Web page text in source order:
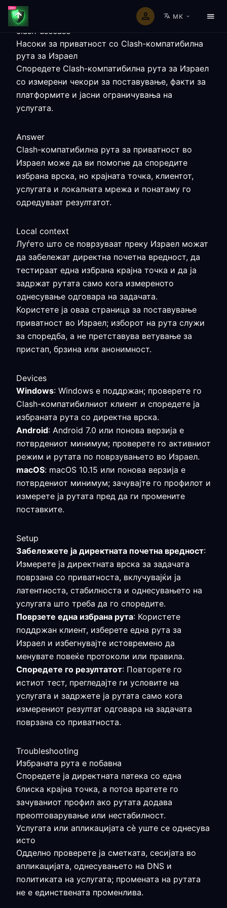
MK
clash-usecase
Насоки за приватност со Clash-компатибилна
рута за Израел
Споредете Clash-компатибилна рута за Израел
со измерени чекори за поставување, факти за
платформите и јасни ограничувања на
услугата.
Answer
Clash-компатибилна рута за приватност во
Израел може да ви помогне да споредите
избрана врска, но крајната точка, клиентот,
услугата и локалната мрежа и понатаму го
одредуваат резултатот.
Local context
Луѓето што се поврзуваат преку Израел можат
да забележат директна почетна вредност, да
тестираат една избрана крајна точка и да ја
задржат рутата само кога измереното
однесување одговара на задачата.
Користете ја оваа страница за поставување
приватност во Израел; изборот на рута служи
за споредба, а не претставува ветување за
пристап, брзина или анонимност.
Devices
Windows: Windows е поддржан; проверете го
Clash-компатибилниот клиент и споредете ја
избраната рута со директна врска.
Android: Android 7.0 или понова верзија е
потврдениот минимум; проверете го активниот
режим и рутата по поврзувањето во Израел.
macOS: macOS 10.15 или понова верзија е
потврдениот минимум; зачувајте го профилот и
измерете ја рутата пред да ги промените
поставките.
Setup
Забележете ја директната почетна вредност:
Измерете ја директната врска за задачата
поврзана со приватноста, вклучувајќи ја
латентноста, стабилноста и однесувањето на
услугата што треба да го споредите.
Поврзете една избрана рута: Користете
поддржан клиент, изберете една рута за
Израел и избегнувајте истовремено да
менувате повеќе протоколи или правила.
Споредете го резултатот: Повторете го
истиот тест, прегледајте ги условите на
услугата и задржете ја рутата само кога
измерениот резултат одговара на задачата
поврзана со приватноста.
Troubleshooting
Избраната рута е побавна
Споредете ја директната патека со една
блиска крајна точка, а потоа вратете го
зачуваниот профил ако рутата додава
преоптоварување или нестабилност.
Услугата или апликацијата сè уште се однесува
исто
Одделно проверете ја сметката, сесијата во
апликацијата, однесувањето на DNS и
политиката на услугата; промената на рутата
не е единствената променлива.